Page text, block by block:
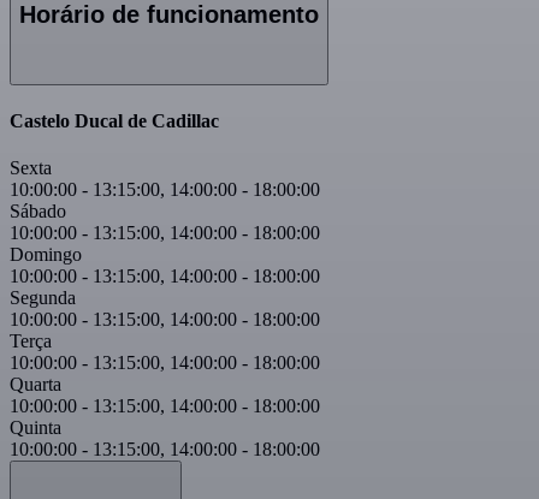
Horário de funcionamento
Castelo Ducal de Cadillac
Sexta
10:00:00 - 13:15:00, 14:00:00 - 18:00:00
Sábado
10:00:00 - 13:15:00, 14:00:00 - 18:00:00
Domingo
10:00:00 - 13:15:00, 14:00:00 - 18:00:00
Segunda
10:00:00 - 13:15:00, 14:00:00 - 18:00:00
Terça
10:00:00 - 13:15:00, 14:00:00 - 18:00:00
Quarta
10:00:00 - 13:15:00, 14:00:00 - 18:00:00
Quinta
10:00:00 - 13:15:00, 14:00:00 - 18:00:00